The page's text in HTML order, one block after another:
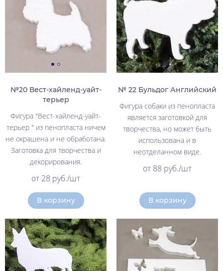
№20 Вест-хайленд-уайт-
терьер
Фигура "Вест-хайленд-уайт-
терьер " из пенопласта ничем
не окрашена и не обработана.
Заготовка для творчества и
декорирования.
от 28 руб./шт
В корзину
№ 22 Бульдог Английский
Фигура собаки из пенопласта
является заготовкой для
творчества, но может быть
использована и в
неотделанном виде.
от 88 руб./шт
В корзину